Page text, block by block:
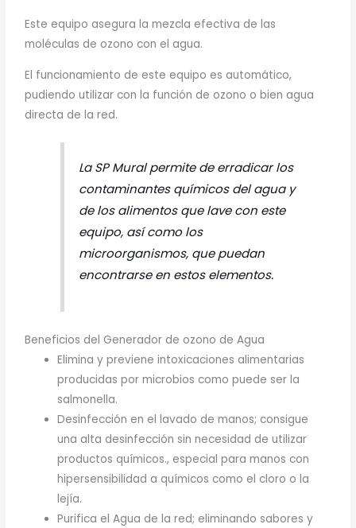
Este equipo asegura la mezcla efectiva de las
moléculas de ozono con el agua.
El funcionamiento de este equipo es automático,
pudiendo utilizar con la función de ozono o bien agua
directa de la red.
La SP Mural permite de erradicar los
contaminantes químicos del agua y
de los alimentos que lave con este
equipo, así como los
microorganismos, que puedan
encontrarse en estos elementos.
Beneficios del Generador de ozono de Agua
Elimina y previene intoxicaciones alimentarias
producidas por microbios como puede ser la
salmonella.
Desinfección en el lavado de manos; consigue
una alta desinfección sin necesidad de utilizar
productos químicos., especial para manos con
hipersensibilidad a químicos como el cloro o la
lejía.
Purifica el Agua de la red; eliminando sabores y